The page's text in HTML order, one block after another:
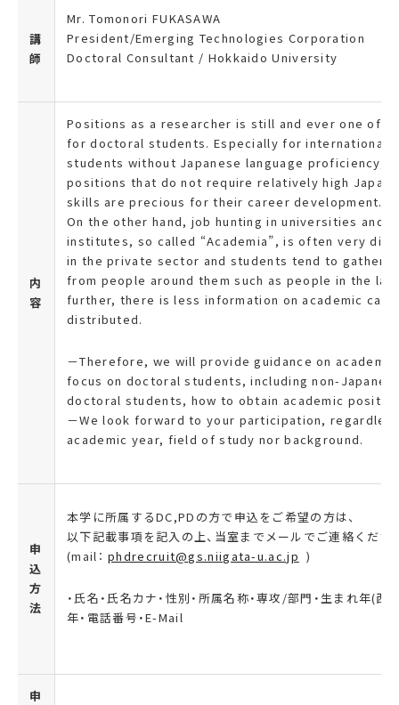
講
師
Mr. Tomonori FUKASAWA
President/Emerging Technologies Corporation
Doctoral Consultant / Hokkaido University
内
容
Positions as a researcher is still and ever one of
for doctoral students. Especially for international
students without Japanese language proficiency,
positions that do not require relatively high
skills are precious for their career development.
On the other hand, job hunting in universities and
institutes, so called “Academia”, is often very
in the private sector and students tend to gather
from people around them such as people in the
further, there is less information on academic
distributed.
－Therefore, we will provide guidance on
focus on doctoral students, including non-
doctoral students, how to obtain academic
－We look forward to your participation,
academic year, field of study nor background.
申
込
方
法
本学に所属するDC,PDの方で申込をご希望の方は、
以下記載事項を記入の上、当室までメールでご連絡くださ
(mail：phdrecruit@gs.niigata-u.ac.jp )
・氏名・氏名カナ・性別・所属名称・専攻/部門・生まれ年(西
年・電話番号・E-Mail
申